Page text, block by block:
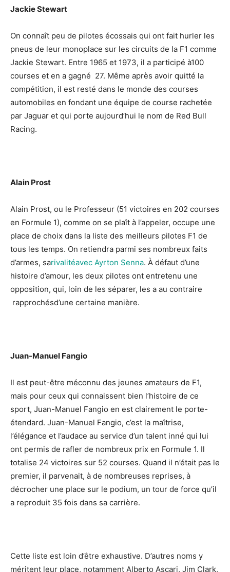
Jackie Stewart
On connaît peu de pilotes écossais qui ont fait hurler les
pneus de leur monoplace sur les circuits de la F1 comme
Jackie Stewart. Entre 1965 et 1973, il a participé à100
courses et en a gagné 27. Même après avoir quitté la
compétition, il est resté dans le monde des courses
automobiles en fondant une équipe de course rachetée
par Jaguar et qui porte aujourd’hui le nom de Red Bull
Racing.
Alain Prost
Alain Prost, ou le Professeur (51 victoires en 202 courses
en Formule 1), comme on se plaît à l’appeler, occupe une
place de choix dans la liste des meilleurs pilotes F1 de
tous les temps. On retiendra parmi ses nombreux faits
d’armes, sarivalitéavec Ayrton Senna. À défaut d’une
histoire d’amour, les deux pilotes ont entretenu une
opposition, qui, loin de les séparer, les a au contraire
rapprochésd’une certaine manière.
Juan-Manuel Fangio
Il est peut-être méconnu des jeunes amateurs de F1,
mais pour ceux qui connaissent bien l’histoire de ce
sport, Juan-Manuel Fangio en est clairement le porte-
étendard. Juan-Manuel Fangio, c’est la maîtrise,
l’élégance et l’audace au service d’un talent inné qui lui
ont permis de rafler de nombreux prix en Formule 1. Il
totalise 24 victoires sur 52 courses. Quand il n’était pas le
premier, il parvenait, à de nombreuses reprises, à
décrocher une place sur le podium, un tour de force qu’il
a reproduit 35 fois dans sa carrière.
Cette liste est loin d’être exhaustive. D’autres noms y
méritent leur place, notamment Alberto Ascari, Jim Clark,